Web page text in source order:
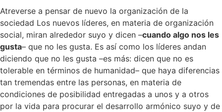
Atreverse a pensar de nuevo la organización de la
sociedad Los nuevos líderes, en materia de organización
social, miran alrededor suyo y dicen –cuando algo nos les
gusta– que no les gusta. Es así como los líderes andan
diciendo que no les gusta –es más: dicen que no es
tolerable en términos de humanidad– que haya diferencias
tan tremendas entre las personas, en materia de
condiciones de posibilidad entregadas a unos y a otros
por la vida para procurar el desarrollo armónico suyo y de